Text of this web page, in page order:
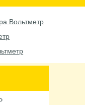
Вольтметр